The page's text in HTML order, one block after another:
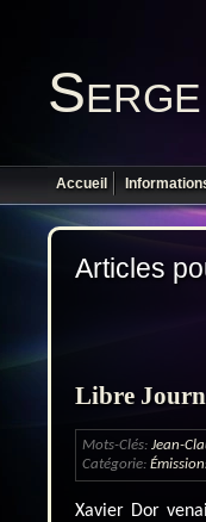
Accueil
Articles
Libre
Mots-Clés: Jean-
Catégorie:
Xavier Dor